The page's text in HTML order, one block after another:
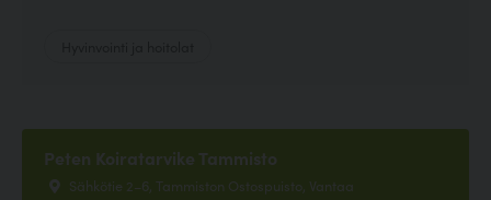
Peten Koiratarvike Tammisto
Sähkötie 2–6, Tammiston Ostospuisto, Vantaa